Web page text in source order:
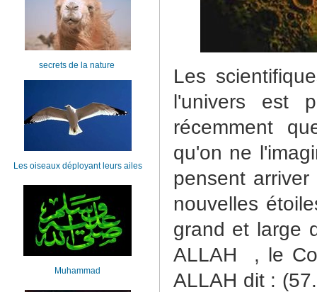
Les
l'univers est
récemment
qu'on ne
pensent
nouvelles
grand et large
ALLAH
, le
ALLAH dit :
secrets de la nature
Les oiseaux déployant leurs ailes
Muhammad